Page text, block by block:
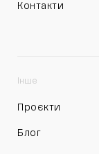
Контакти
Інше
Проєкти
Блог